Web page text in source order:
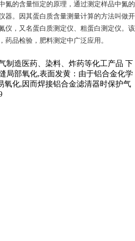
氮的含量恒定的原理，通过测定样品中氮的
器。因其蛋白质含量测量计算的方法叫做开
仪，又名蛋白质测定仪、粗蛋白测定仪。该
药品检验，肥料测定中广泛应用。
制造医药、染料、炸药等化工产品 下
局部氧化,表面发黄：由于铝合金化学
氧化,因而焊接铝合金滤清器时保护气